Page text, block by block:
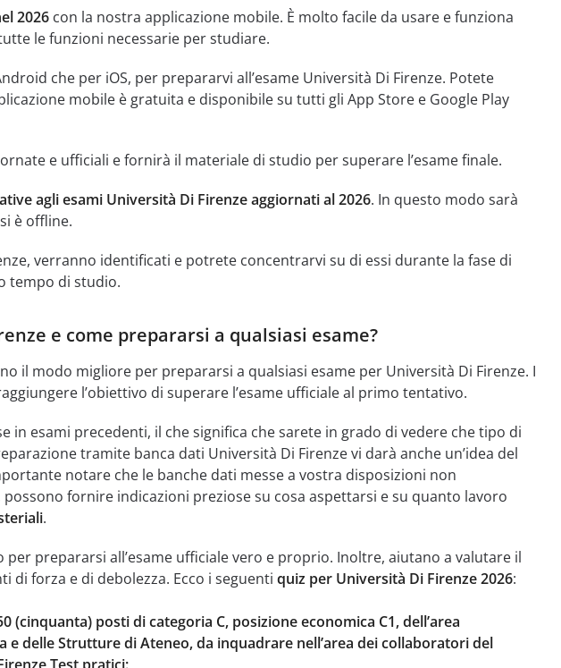
2026con la nostra applicazione mobile. È molto facile da usare e funziona
le funzioni necessarie per studiare.
che per iOS, per prepararvi all’esame Università Di Firenze. Potete
mobile è gratuita e disponibile su tutti gli App Store e Google Play
e ufficiali e fornirà il materiale di studio per superare l’esame finale.
agli esami Università Di Firenze aggiornati al 2026. In questo modo sarà
è offline.
verranno identificati e potrete concentrarvi su di essi durante la fase di
tempo di studio.
e come prepararsi a qualsiasi esame?
il modo migliore per prepararsi a qualsiasi esame per Università Di Firenze. I
l’obiettivo di superare l’esame ufficiale al primo tentativo.
in esami precedenti, il che significa che sarete in grado di vedere che tipo di
tramite banca dati Università Di Firenze vi darà anche un’idea del
notare che le banche dati messe a vostra disposizioni non
fornire indicazioni preziose su cosa aspettarsi e su quanto lavoro
.
prepararsi all’esame ufficiale vero e proprio. Inoltre, aiutano a valutare il
forza e di debolezza. Ecco i seguenti quiz per Università Di Firenze 2026:
posti di categoria C, posizione economica C1, dell’area
e delle Strutture di Ateneo, da inquadrare nell’area dei collaboratori del